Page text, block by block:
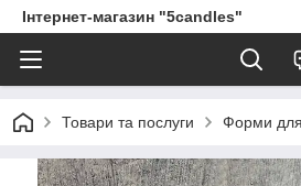
Інтернет-магазин "5candles"
Товари та послуги Форми для